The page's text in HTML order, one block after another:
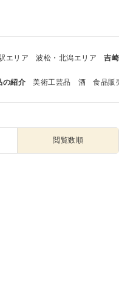
エリア 波松・北潟エリア 吉
の紹介 美術工芸品 酒 食品販
閲覧数順